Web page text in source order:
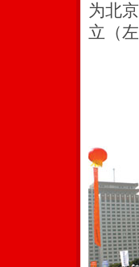
为北
立（